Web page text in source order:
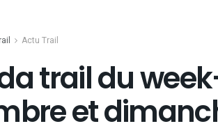
Actu Trail
trail du
et